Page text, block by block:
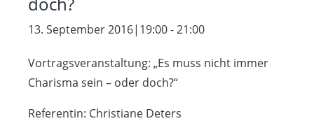
13. September 2016|19:00-21:00
Vortragsveranstaltung: „Es muss nicht immer
Charisma sein – oder doch?“
Referentin: Christiane Deters